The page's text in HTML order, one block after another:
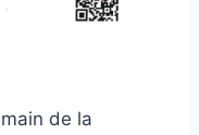
de la